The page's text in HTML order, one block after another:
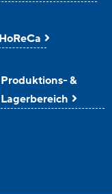
HoReCa
Produktions- &
Lagerbereich